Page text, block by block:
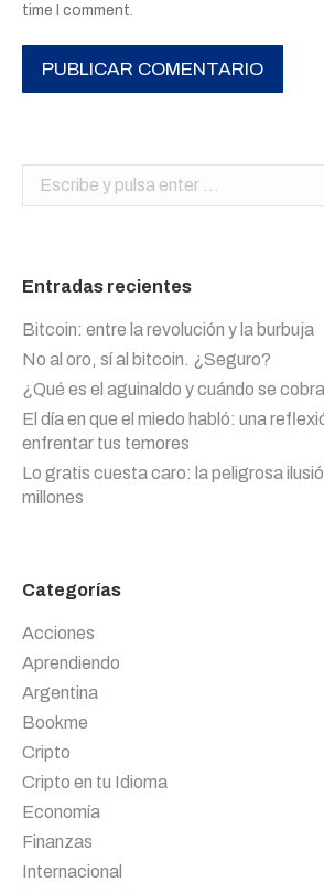
time I comment.
PUBLICAR COMENTARIO
Buscar:
Entradas recientes
Bitcoin: entre la revolución y la burbuja
No al oro, sí al bitcoin. ¿Seguro?
¿Qué es el aguinaldo y cuándo se
El día en que el miedo habló: una
enfrentar tus temores
Lo gratis cuesta caro: la peligrosa
millones
Categorías
Acciones
Aprendiendo
Argentina
Bookme
Cripto
Cripto en tu Idioma
Economía
Finanzas
Internacional